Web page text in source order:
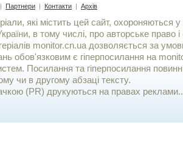
| Партнери | Контакти | Архів
які містить цей сайт, охороняються у
в тому числі, про авторське право і
monitor.cn.ua дозволяється за
обов'язковим є гiперпосилання на
Посилання та гіперпосилання
чи в другому абзаці тексту.
(PR) друкуються на правах реклами..